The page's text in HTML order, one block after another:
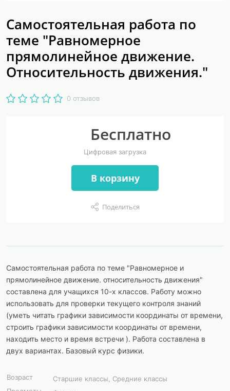
Самостоятельная работа по
теме "Равномерное
прямолинейное движение.
Относительность движения."
0 отзывов
Бесплатно
Цифровая загрузка
В корзину
Поделиться
Самостоятельная работа по теме "Равномерное и
прямолинейное движение. относительность движения"
составлена для учащихся 10-х классов. Работу можно
использовать для проверки текущего контроля знаний
(уметь читать графики зависимости координаты от времени,
строить графики зависимости координаты от времени,
находить место и время встречи ). Работа составлена в
двух вариантах. Базовый курс физики.
Возраст
Старшие классы, Средние классы